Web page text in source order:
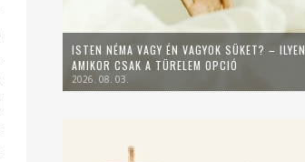
ISTEN NÉMA VAGY ÉN VAGYOK SÜKET? – ILYEN,
AMIKOR CSAK A TÜRELEM OPCIÓ
2026. 08. 03.